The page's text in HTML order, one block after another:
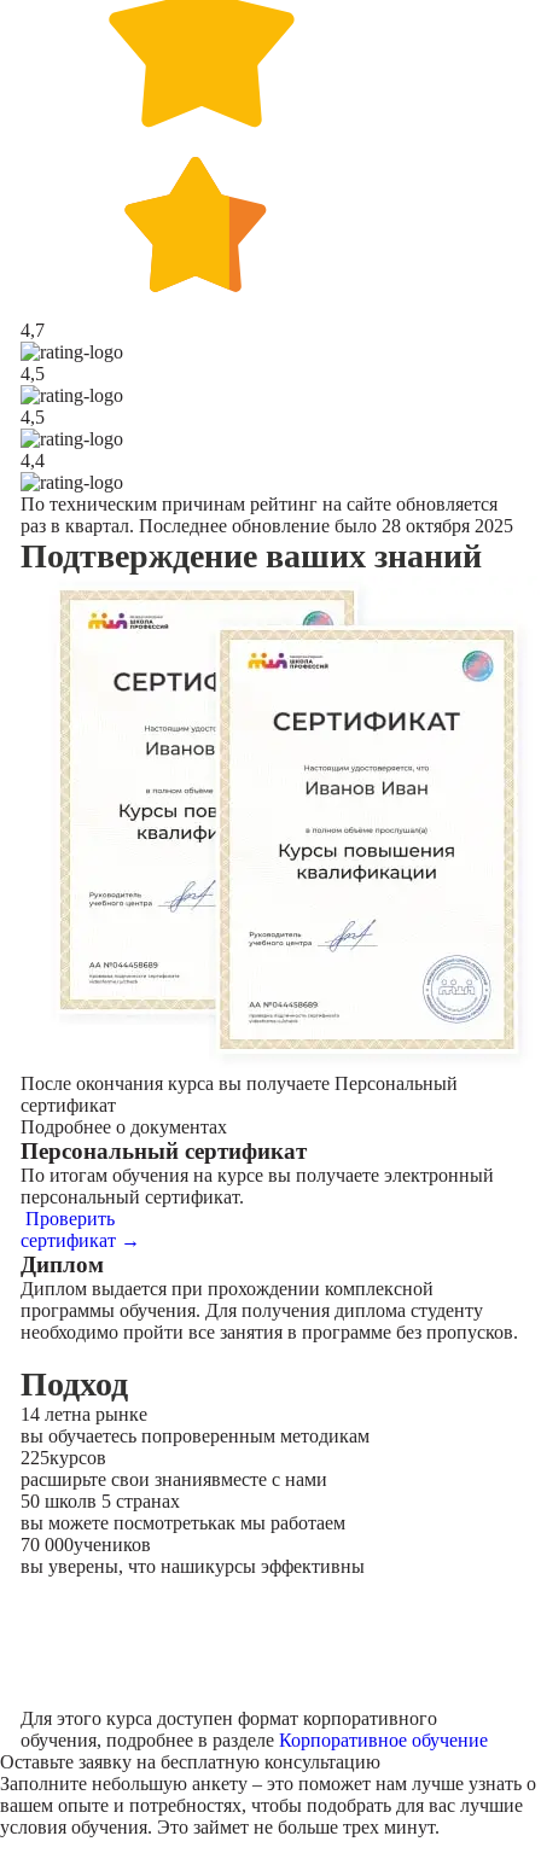
4,7
4,5
4,5
4,4
По техническим причинам рейтинг на сайте обновляется
раз в квартал. Последнее обновление было 28 октября 2025
Подтверждение ваших знаний
После окончания курса вы получаете Персональный
сертификат
Подробнее о документах
Персональный сертификат
По итогам обучения на курсе вы получаете электронный
персональный сертификат.
Проверить
сертификат →
Диплом
Диплом выдается при прохождении комплексной
программы обучения. Для получения диплома студенту
необходимо пройти все занятия в программе без пропусков.
Подход
14 летна рынке
вы обучаетесь попроверенным методикам
225курсов
расширьте свои знаниявместе с нами
50 школв 5 странах
вы можете посмотретькак мы работаем
70 000учеников
вы уверены, что нашикурсы эффективны
Для этого курса доступен формат корпоративного
обучения, подробнее в разделе Корпоративное обучение
Оставьте заявку на бесплатную консультацию
Заполните небольшую анкету – это поможет нам лучше узнать о
вашем опыте и потребностях, чтобы подобрать для вас лучшие
условия обучения. Это займет не больше трех минут.